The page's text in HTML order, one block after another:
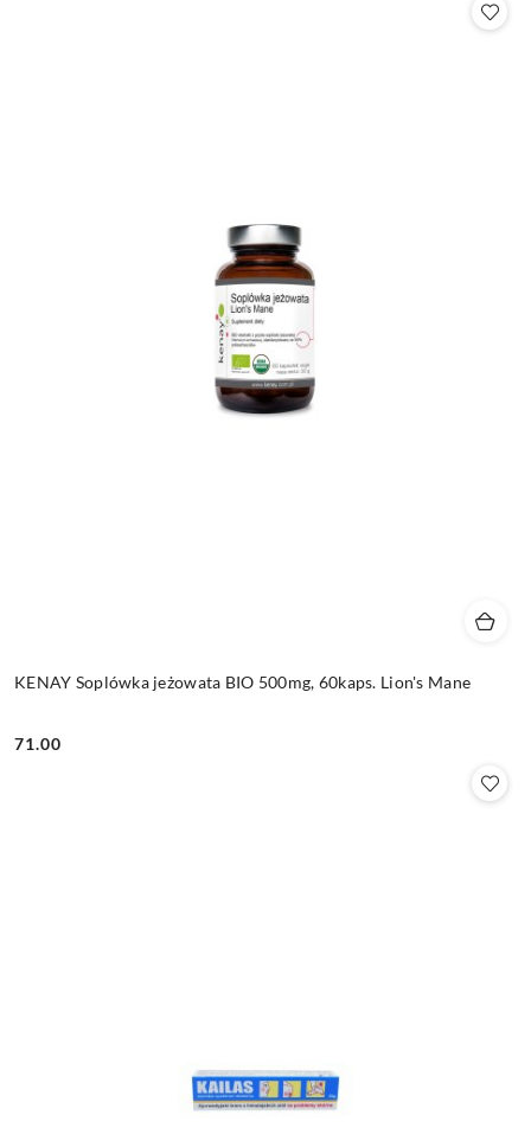
KENAY Soplówka jeżowata BIO 500mg, 60kaps. Lion's Mane
Cena:
71.00